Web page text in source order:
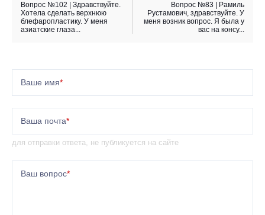
Вопрос №102 | Здравствуйте.
Хотела сделать верхнюю
блефаропластику. У меня
азиатские глаза...
Вопрос №83 | Рамиль
Рустамович, здравствуйте. У
меня возник вопрос. Я была у
вас на консу...
Ваше имя*
Ваша почта*
для отправки ответа, не публикуется на сайте
Ваш вопрос*